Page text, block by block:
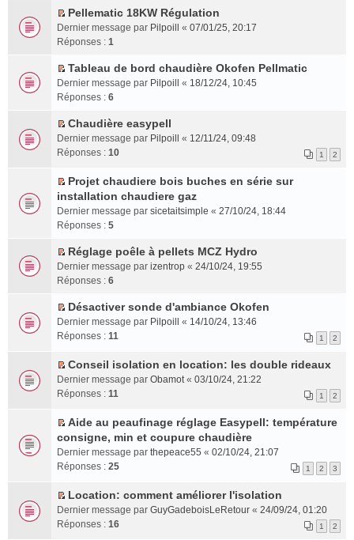
e
n
t
u
s
r
c
e
n
u
l
e
u
s
é
c
e
n
o
n
u
l
e
u
s
é
c
e
n
s
a
e
n
o
u
l
p
l
u
s
é
c
e
e
m
s
s
a
e
n
o
u
l
e
u
s
é
c
e
u
l
t
r
l
e
e
s
s
g
e
n
o
u
l
p
l
u
r
é
c
n
t
C
o
s
u
l
e
r
l
m
e
s
s
g
e
n
n
l
u
e
p
l
s
r
é
c
n
t
Pellematic 18KW Régulation
Dernier message par Pilpoill « 07/01/25, 20:17
Réponses : 1
C
o
s
u
l
e
r
l
e
e
s
s
g
e
n
n
l
u
e
p
l
u
é
c
Tableau de bord chaudière Okofen Pellmatic
Dernier message par Pilpoill « 18/12/24, 10:45
Réponses : 6
C
o
s
t
l
e
e
s
s
g
e
n
n
l
u
l
p
u
Chaudière easypell
Dernier message par Pilpoill « 12/11/24, 09:48
Réponses : 10 1 2
C
o
n
u
l
t
l
e
e
s
s
g
e
n
o
u
l
Projet chaudiere bois buches en série sur
installation chaudiere gaz
Dernier message par sicetaitsimple « 27/10/24, 18:44
Réponses : 5
C
o
s
u
l
e
r
l
m
e
s
s
g
n
Réglage poêle à pellets MCZ Hydro
Dernier message par izentrop « 24/10/24, 19:55
Réponses : 6
C
o
s
u
l
e
e
m
e
s
a
Désactiver sonde d'ambiance Okofen
Dernier message par Pilpoill « 14/10/24, 13:46
Réponses : 11 1 2
C
o
s
t
e
m
Conseil isolation en location: les double rideaux
Dernier message par Obamot« 03/10/24, 21:22
Réponses : 11 1 2
C
o
n
u
t
Aide au peaufinage réglage Easypell: température
consigne, min et coupure chaudière
Dernier message par thepeace55 « 02/10/24, 21:07
Réponses : 25 1 2 3
C
o
Location: comment améliorer l'isolation
Dernier message par GuyGadeboisLeRetour « 24/09/24, 01:20
Réponses : 16 1 2